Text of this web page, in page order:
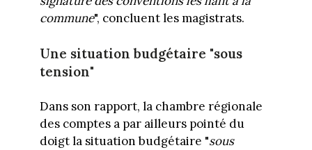
commune", concluent les magistrats.
Une situation budgétaire "sous
tension"
Dans son rapport, la chambre régionale
des comptes a par ailleurs pointé du
doigt la situation budgétaire "sous